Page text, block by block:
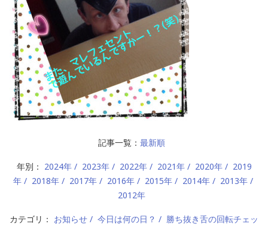
記事一覧： 最新順
年別： 2024年 2023年 2022年 2021年 2020年
2019
年
2018年 2017年 2016年 2015年 2014年
2013年
2012年
カテゴリ： お知らせ 今日は何の日？
勝ち抜き舌の回転チェッ